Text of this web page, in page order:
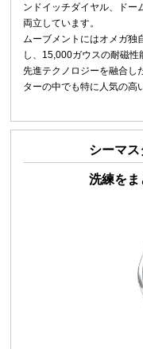
ンドイッチダイヤル、ドー
両立しています。
ムーブメントにはオメガ独
し、15,000ガウスの耐磁
先進テクノロジーを融合し
ターの中でも特に人気の高
シーマス
洗練をま